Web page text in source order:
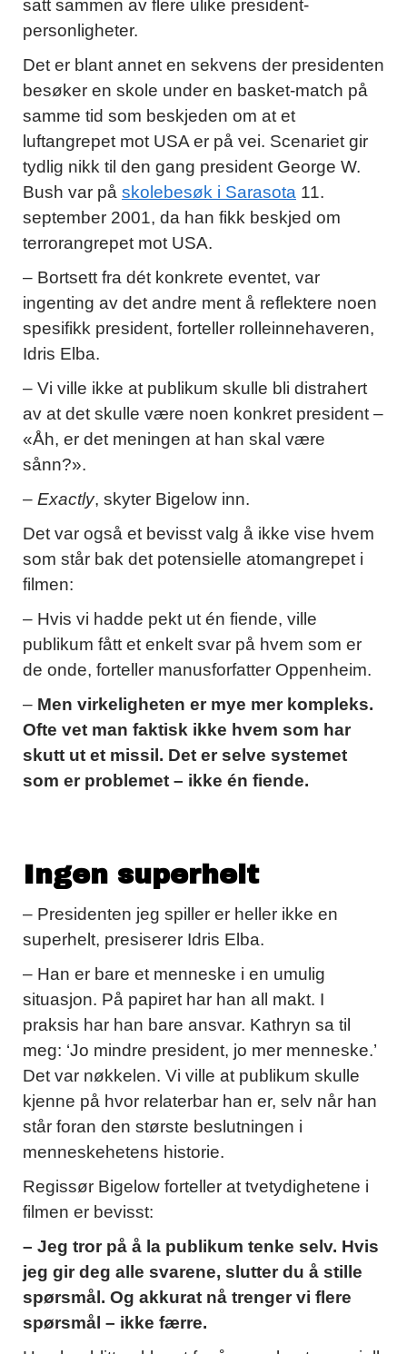
satt sammen av flere ulike president-
personligheter.
Det er blant annet en sekvens der presidenten
besøker en skole under en basket-match på
samme tid som beskjeden om at et
luftangrepet mot USA er på vei. Scenariet gir
tydlig nikk til den gang president George W.
Bush var på skolebesøk i Sarasota 11.
september 2001, da han fikk beskjed om
terrorangrepet mot USA.
– Bortsett fra dét konkrete eventet, var
ingenting av det andre ment å reflektere noen
spesifikk president, forteller rolleinnehaveren,
Idris Elba.
– Vi ville ikke at publikum skulle bli distrahert
av at det skulle være noen konkret president –
«Åh, er det meningen at han skal være
sånn?».
– Exactly, skyter Bigelow inn.
Det var også et bevisst valg å ikke vise hvem
som står bak det potensielle atomangrepet i
filmen:
– Hvis vi hadde pekt ut én fiende, ville
publikum fått et enkelt svar på hvem som er
de onde, forteller manusforfatter Oppenheim.
– Men virkeligheten er mye mer kompleks.
Ofte vet man faktisk ikke hvem som har
skutt ut et missil. Det er selve systemet
som er problemet – ikke én fiende.
Ingen superhelt
– Presidenten jeg spiller er heller ikke en
superhelt, presiserer Idris Elba.
– Han er bare et menneske i en umulig
situasjon. På papiret har han all makt. I
praksis har han bare ansvar. Kathryn sa til
meg: ‘Jo mindre president, jo mer menneske.’
Det var nøkkelen. Vi ville at publikum skulle
kjenne på hvor relaterbar han er, selv når han
står foran den største beslutningen i
menneskehetens historie.
Regissør Bigelow forteller at tvetydighetene i
filmen er bevisst:
– Jeg tror på å la publikum tenke selv. Hvis
jeg gir deg alle svarene, slutter du å stille
spørsmål. Og akkurat nå trenger vi flere
spørsmål – ikke færre.